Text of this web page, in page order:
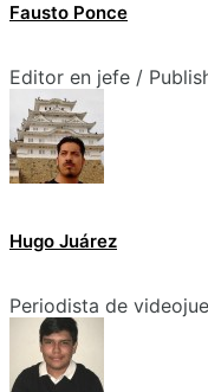
Fausto Ponce
Editor en jefe /
Hugo Juárez
Periodista de